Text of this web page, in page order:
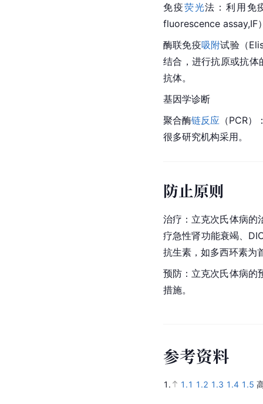
免疫荧光法：利用免
fluorescence assay,IF
酶联免疫吸附试验（
结合，进行抗原或抗
抗体。
基因学诊断
聚合酶链反应 （PCR）
很多研究机构采用。
防止原则
治疗：立克次氏体病的
疗急性肾功能衰竭、
抗生素，如多西环素为
预防：立克次氏体病的
措施。
参考资料
1. 1.1 1.2 1.3 1.4 1.5